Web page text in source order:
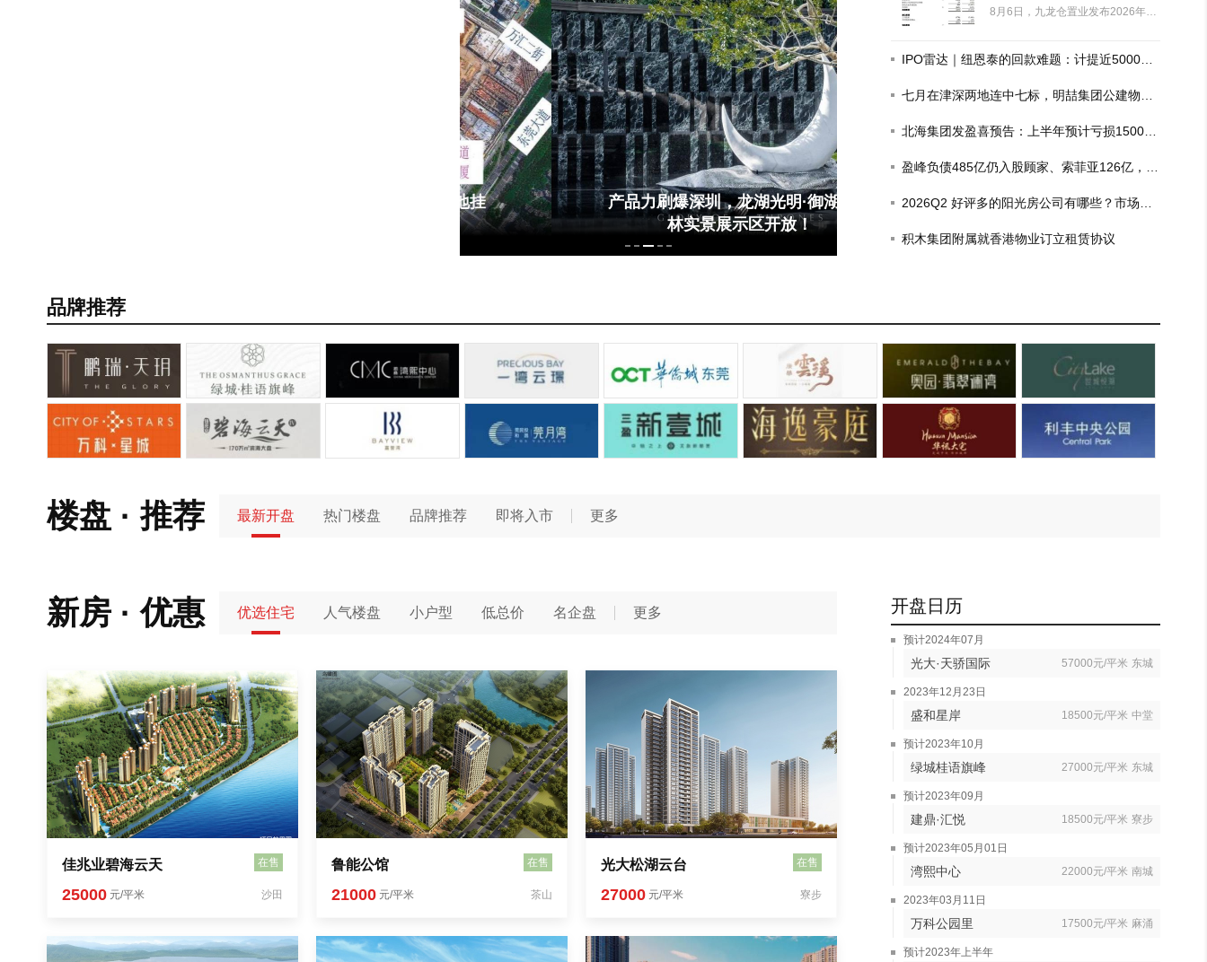
产品力刷爆深圳，龙湖光明·御湖境园
林实景展示区开放！
北望黄旗灯笼！瑧山境约270㎡大平层
8月6日，九龙仓置业发布2026年上
东应占亏损1.76亿港元，对比去年
同期24.06亿港元亏损收窄；剔除物
润33.11…
IPO雷达｜纽恩泰的回款难题：计提近5000万
七月在津深两地连中七标，明喆集团公建物业
北海集团发盈喜预告：上半年预计亏损1500
盈峰负债485亿仍入股顾家、索菲亚126亿，这
2026Q2 好评多的阳光房公司有哪些？市场现
积木集团附属就香港物业订立租赁协议
品牌推荐
楼盘 · 推荐 最新开盘 热门楼盘 品牌推荐 即将入市 更多
新房 · 优惠 优选住宅 人气楼盘 小户型 低总价 名企盘 更多
佳兆业碧海云天 在售
25000 元/平米 沙田
鲁能公馆 在售
21000 元/平米 茶山
光大松湖云台 在售
27000 元/平米 寮步
开盘日历
预计2024年07月
光大·天骄国际 57000元/平米 东城
2023年12月23日
盛和星岸 18500元/平米 中堂
预计2023年10月
绿城桂语旗峰 27000元/平米 东城
预计2023年09月
建鼎·汇悦 18500元/平米 寮步
预计2023年05月01日
湾熙中心 22000元/平米 南城
2023年03月11日
万科公园里 17500元/平米 麻涌
预计2023年上半年